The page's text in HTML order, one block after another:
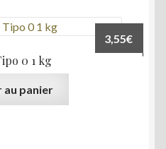
0 1 kg
3,55€
panier